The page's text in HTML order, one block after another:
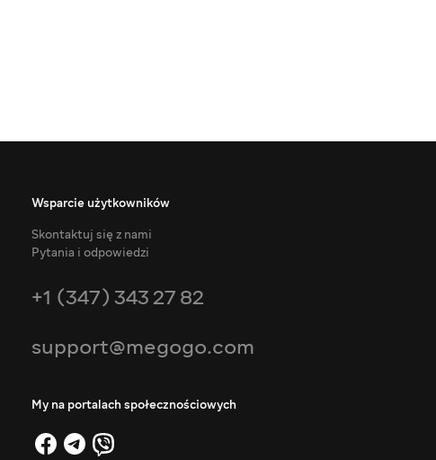
Wsparcie użytkowników
Skontaktuj się z nami
Pytania i odpowiedzi
+1 (347) 343 27 82
support@megogo.com
My na portalach społecznościowych